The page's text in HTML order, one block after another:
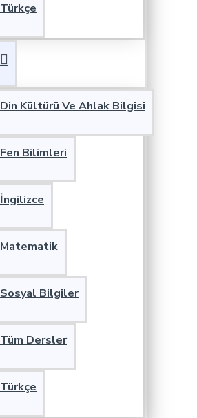
Türkçe
Din Kültürü Ve Ahlak Bilgisi
Fen Bilimleri
İngilizce
Matematik
Sosyal Bilgiler
Tüm Dersler
Türkçe